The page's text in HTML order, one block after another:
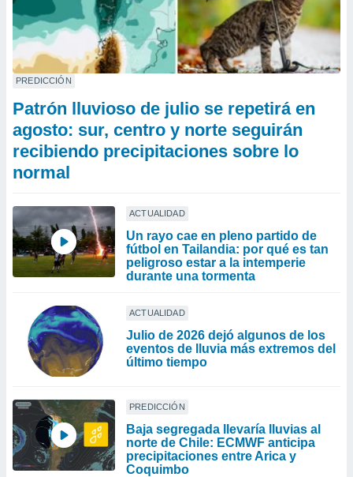
PREDICCIÓN
Patrón lluvioso de julio se repetirá en
agosto: sur, centro y norte seguirán
recibiendo precipitaciones sobre lo
normal
ACTUALIDAD
Un rayo cae en pleno partido de
fútbol en Tailandia: por qué es tan
peligroso estar a la intemperie
durante una tormenta
ACTUALIDAD
Julio de 2026 dejó algunos de los
eventos de lluvia más extremos del
último tiempo
PREDICCIÓN
Baja segregada llevaría lluvias al
norte de Chile: ECMWF anticipa
precipitaciones entre Arica y
Coquimbo